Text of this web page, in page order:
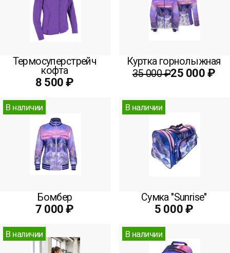
Термосуперстрейч
кофта
8 500 ₽
Куртка горнолыжная
35 000 ₽25 000 ₽
В наличии
Бомбер
7 000 ₽
В наличии
Сумка "Sunrise"
5 000 ₽
В наличии В наличии